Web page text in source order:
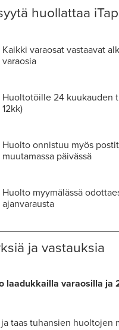
huollattaa
Kaikki varaosat vastaavat
varaosia
Huoltotöille 24 kuukauden
12kk)
Huolto onnistuu myös
muutamassa päivässä
Huolto myymälässä
ajanvarausta
ja vastauksia
laadukkailla varaosilla ja
taas tuhansien huoltojen